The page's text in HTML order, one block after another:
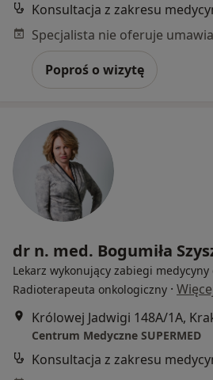
Konsultacja z zakresu
Poproś o wizytę
dr n. med. Bogumiła
Lekarz wykonujący zabiegi medycyny
Radioterapeuta onkologiczny ·
Królowej Jadwigi 148A/1A,
Centrum Medyczne SUPERMED